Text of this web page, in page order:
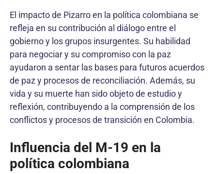
El impacto de Pizarro en la política colombiana se
refleja en su contribución al diálogo entre el
gobierno y los grupos insurgentes. Su habilidad
para negociar y su compromiso con la paz
ayudaron a sentar las bases para futuros acuerdos
de paz y procesos de reconciliación. Además, su
vida y su muerte han sido objeto de estudio y
reflexión, contribuyendo a la comprensión de los
conflictos y procesos de transición en Colombia.
Influencia del M-19 en la
política colombiana